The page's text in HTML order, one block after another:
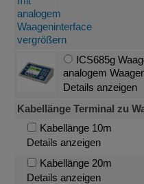
ICS685g
analogem
Details anzeigen
Kabellänge Terminal zu
Kabellänge 10m
Details anzeigen
Kabellänge 20m
Details anzeigen